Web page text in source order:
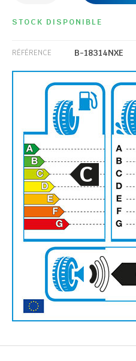
STOCK DISPONIBLE
RÉFÉRENCE B-18314NXE
C